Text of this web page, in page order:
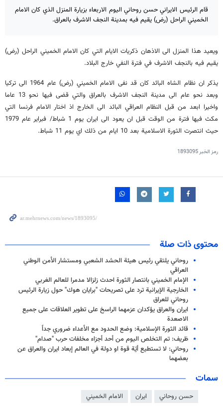
قام الرئيس الايراني حسن روحاني اليوم الاربعاء بزيارة المنزل الذي كان الامام
الخميني الراحل (رض) يقيم فيه بمدينة النجف الاشرف بالعراق.
ويعيد هذا المنزل الى الاذهان ذكريات الايام التي كان الامام الخميني الراحل (رض)
يقيم فيه بالنجف الاشرف في فترة النفي خارج البلاد.
يذكر ان نظام الشاه البائد كان قد نفى الامام الخميني (رض) عام 1964 الى تركيا
وبعد نحو عام الى مدينة النجف الاشرف بالعراق والتي قضى فيها نحو 13 عاما
واخيرا ابعد من قبل النظام العراقي البائد الى الخارج اذ اختار الامام فرنسا التي
مكث فيها فترة من الوقت قبل ان يعود الى ايران يوم 1 شباط/ فبراير عام 1979
حيث انتصرت الثورة الاسلامية بعد 10 ايام من ذلك اي يوم 11 شباط.
رمز الخبر1893095
محتوى ذات صلة
روحاني يلتقي رئيس هيئة الحشد الشعبي ومستشار الأمن الوطني
العراقي
الإمام الخميني بانتصار الثورة احدث زلزالا مدمرا للعالم الغربي
الخارجية الإيرانية ترد على تصريحات "برايان هوك" حول زيارة الرئيس
روحاني للعراق
ايران والعراق يؤكدان عزمهما الراسخ على تطوير العلاقات على جميع
الاصعدة
قائد الثورة الإسلامية: وضع الحدود مع الأعداء ضروري جداً
ظريف: تم التخلص اليوم من أحد أجزاء مخلفات حرب "صدام"
روحاني: لا تستطيع أيّة قوة او دولة في العالم إبعاد ايران والعراق عن
بعضهما
سمات
حسن روحاني ايران الامام الخميني